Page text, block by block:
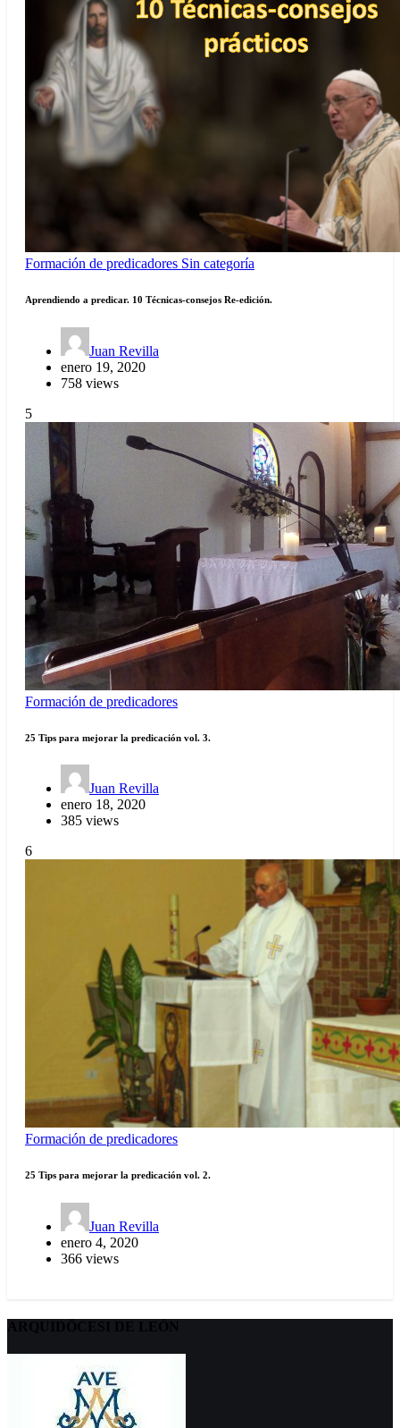
Formación de predicadores Sin categoría
Aprendiendo a predicar. 10 Técnicas-consejos Re-edición.
Juan Revilla
enero 19, 2020
758 views
5
Formación de predicadores
25 Tips para mejorar la predicación vol. 3.
Juan Revilla
enero 18, 2020
385 views
6
Formación de predicadores
25 Tips para mejorar la predicación vol. 2.
Juan Revilla
enero 4, 2020
366 views
ARQUIDÖCESI DE LEÓN